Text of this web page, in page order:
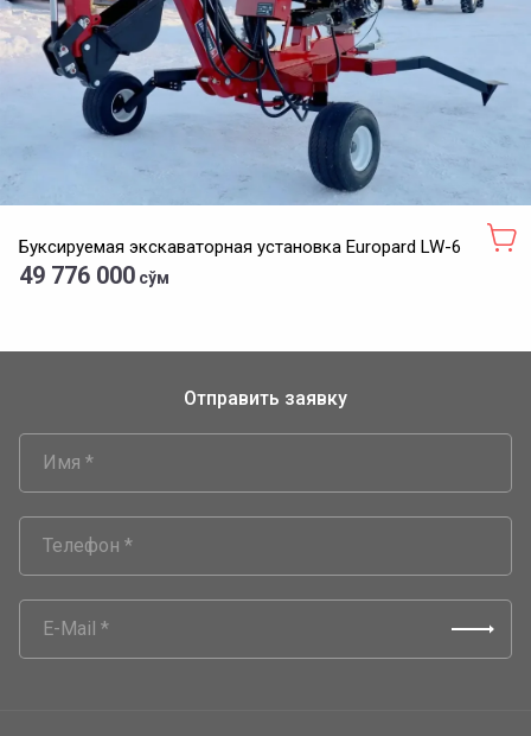
Буксируемая экскаваторная установка Europard LW-6
49 776 000 сўм
Отправить заявку